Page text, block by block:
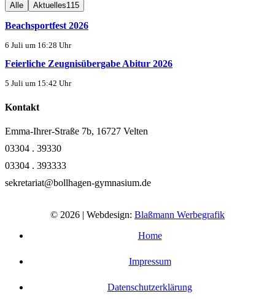
Alle Aktuelles115
Beachsportfest 2026
6 Juli um 16:28 Uhr
Feierliche Zeugnisübergabe Abitur 2026
5 Juli um 15:42 Uhr
Kontakt
Emma-Ihrer-Straße 7b, 16727 Velten
03304 . 39330
03304 . 393333
sekretariat@bollhagen-gymnasium.de
© 2026 | Webdesign: Blaßmann Werbegrafik
Home
Impressum
Datenschutzerklärung